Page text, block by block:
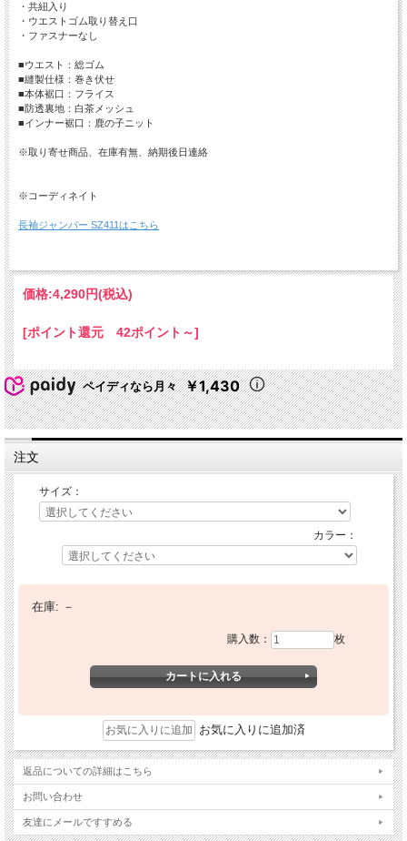
・共紐入り
・ウエストゴム取り替え口
・ファスナーなし
■ウエスト：総ゴム
■縫製仕様：巻き伏せ
■本体裾口：フライス
■防透裏地：白茶メッシュ
■インナー裾口：鹿の子ニット
※取り寄せ商品、在庫有無、納期後日連絡
※コーディネイト
長袖ジャンパー SZ411はこちら
価格:4,290円(税込)
[ポイント還元 42ポイント～]
ペイディなら月々 ￥1,430
注文
サイズ：
カラー：
在庫: －
購入数： 枚
お気に入りに追加済
返品についての詳細はこちら
お問い合わせ
友達にメールですすめる